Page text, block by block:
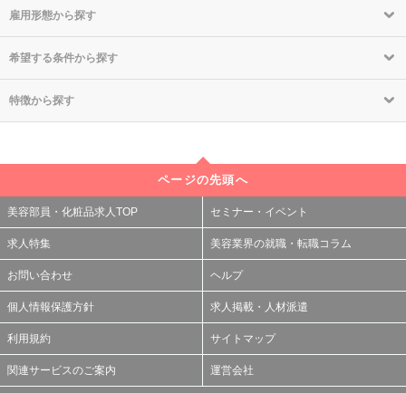
雇用形態から探す
希望する条件から探す
特徴から探す
ページの先頭へ
美容部員・化粧品求人TOP セミナー・イベント
求人特集 美容業界の就職・転職コラム
お問い合わせ ヘルプ
個人情報保護方針 求人掲載・人材派遣
利用規約 サイトマップ
関連サービスのご案内 運営会社